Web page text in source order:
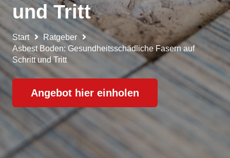
und Tritt
Start
Ratgeber
Asbest Boden: Gesundheitsschädliche Fasern auf
Schritt und Tritt
Angebot hier einholen